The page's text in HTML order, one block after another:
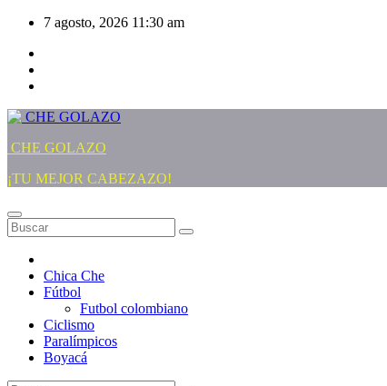
Saltar
contenido
7 agosto, 2026 11:30 am
CHE GOLAZO
¡TU MEJOR CABEZAZO!
Chica Che
Fútbol
Futbol colombiano
Ciclismo
Paralímpicos
Boyacá